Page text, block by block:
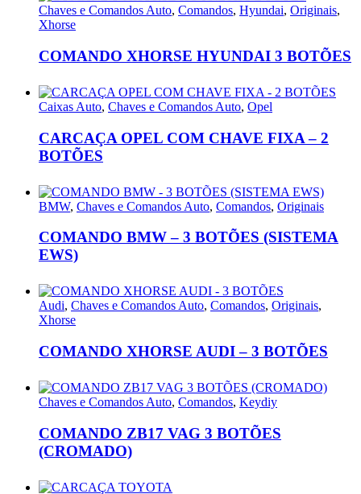
Chaves e Comandos Auto, Comandos, Hyundai, Originais,
Xhorse
COMANDO XHORSE HYUNDAI 3 BOTÕES
Caixas Auto, Chaves e Comandos Auto, Opel
CARCAÇA OPEL COM CHAVE FIXA – 2
BOTÕES
BMW, Chaves e Comandos Auto, Comandos, Originais
COMANDO BMW – 3 BOTÕES (SISTEMA
EWS)
Audi, Chaves e Comandos Auto, Comandos, Originais,
Xhorse
COMANDO XHORSE AUDI – 3 BOTÕES
Chaves e Comandos Auto, Comandos, Keydiy
COMANDO ZB17 VAG 3 BOTÕES
(CROMADO)